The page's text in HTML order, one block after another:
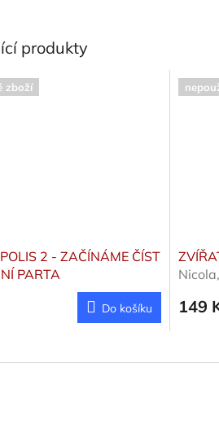
produkty
zboží
2 - ZAČÍNÁME ČÍST
PARTA
Do košíku 149